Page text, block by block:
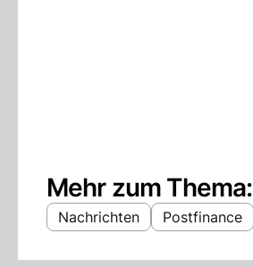
Mehr zum Thema:
Nachrichten Postfinance